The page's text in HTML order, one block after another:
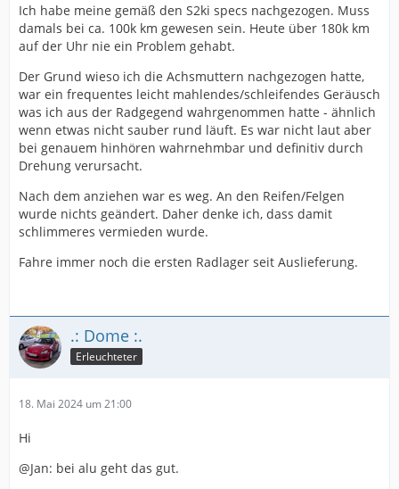
Ich habe meine gemäß den S2ki specs nachgezogen. Muss
damals bei ca. 100k km gewesen sein. Heute über 180k km
auf der Uhr nie ein Problem gehabt.
Der Grund wieso ich die Achsmuttern nachgezogen hatte,
war ein frequentes leicht mahlendes/schleifendes Geräusch
was ich aus der Radgegend wahrgenommen hatte - ähnlich
wenn etwas nicht sauber rund läuft. Es war nicht laut aber
bei genauem hinhören wahrnehmbar und definitiv durch
Drehung verursacht.
Nach dem anziehen war es weg. An den Reifen/Felgen
wurde nichts geändert. Daher denke ich, dass damit
schlimmeres vermieden wurde.
Fahre immer noch die ersten Radlager seit Auslieferung.
.: Dome :.
Erleuchteter
18. Mai 2024 um 21:00
Hi
@Jan: bei alu geht das gut.